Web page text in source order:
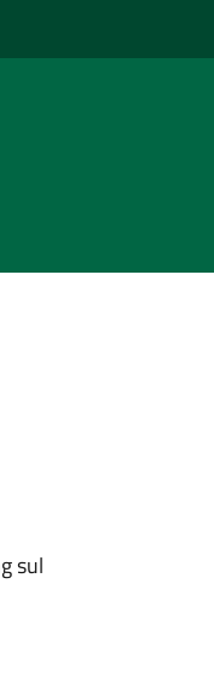
sul